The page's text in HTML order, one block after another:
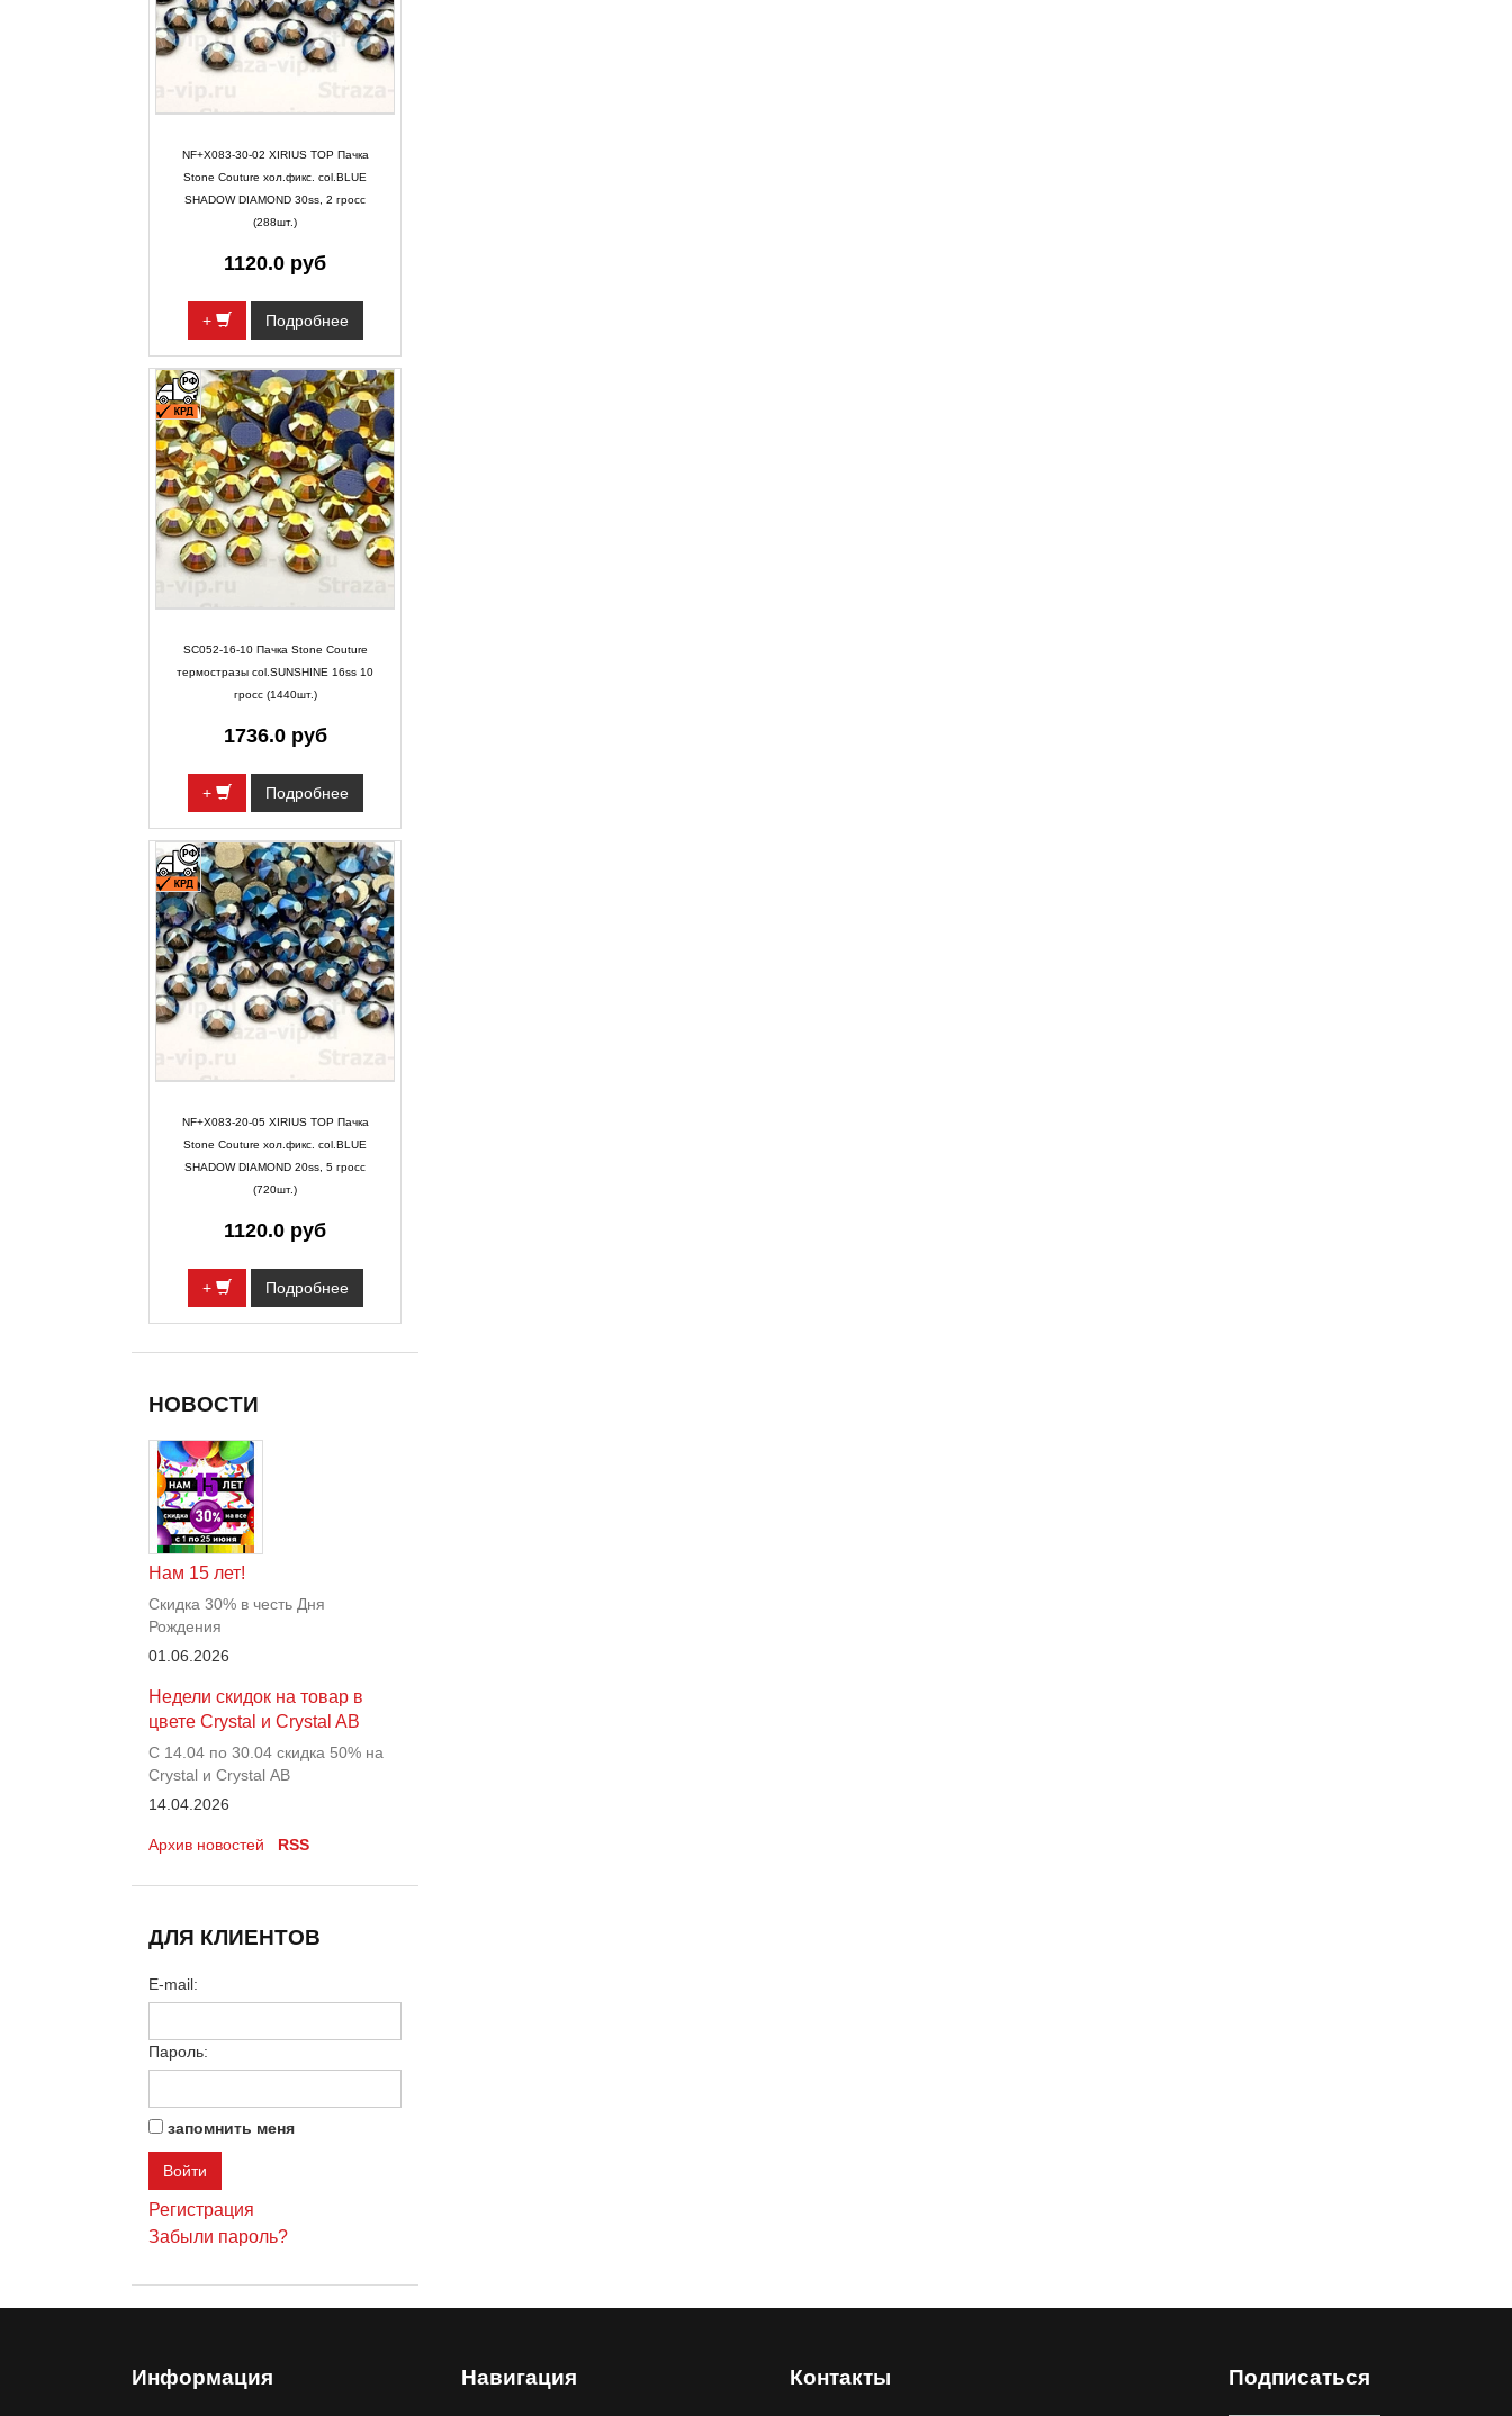
NF+X083-30-02 XIRIUS TOP Пачка
Stone Couture хол.фикс. col.BLUE
SHADOW DIAMOND 30ss, 2 гросс
(288шт.)
1120.0 руб
+ Подробнее
SC052-16-10 Пачка Stone Couture
термостразы col.SUNSHINE 16ss 10
гросс (1440шт.)
1736.0 руб
+ Подробнее
NF+X083-20-05 XIRIUS TOP Пачка
Stone Couture хол.фикс. col.BLUE
SHADOW DIAMOND 20ss, 5 гросс
(720шт.)
1120.0 руб
+ Подробнее
НОВОСТИ
Нам 15 лет!
Скидка 30% в честь Дня
Рождения
01.06.2026
Недели скидок на товар в
цвете Crystal и Crystal AB
С 14.04 по 30.04 скидка 50% на
Crystal и Crystal АВ
14.04.2026
Архив новостей RSS
ДЛЯ КЛИЕНТОВ
E-mail:
Пароль:
запомнить меня
Регистрация
Забыли пароль?
Информация Навигация Контакты Подписаться